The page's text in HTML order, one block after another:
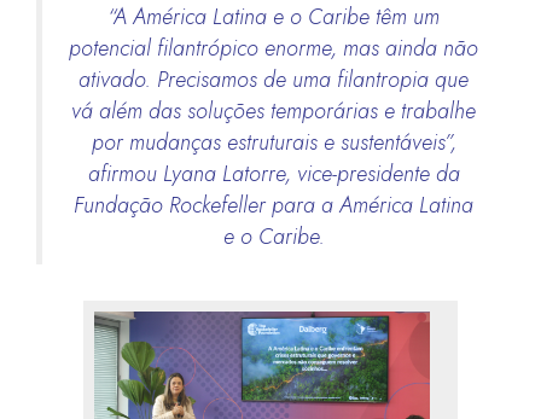
“A América Latina e o Caribe têm um
potencial filantrópico enorme, mas ainda não
ativado. Precisamos de uma filantropia que
vá além das soluções temporárias e trabalhe
por mudanças estruturais e sustentáveis”,
afirmou Lyana Latorre, vice-presidente da
Fundação Rockefeller para a América Latina
e o Caribe.